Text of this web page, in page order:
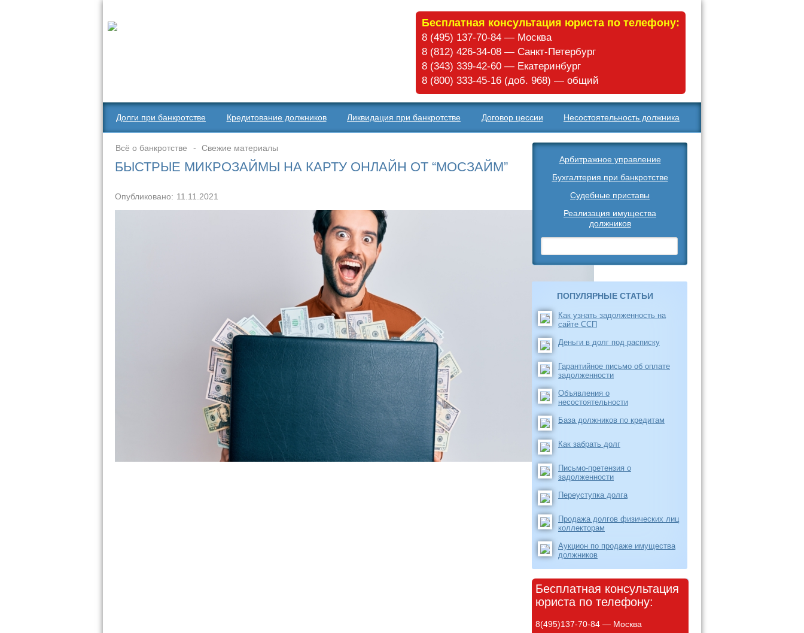
Долги при банкротстве Кредитование должников Ликвидация при банкротстве Договор цессии Несостоятельность должника
Арбитражное управление
Бухгалтерия при банкротстве
Судебные приставы
Реализация имущества
должников
Бесплатная консультация юриста по телефону:
8 (495) 137-70-84 — Москва
8 (812) 426-34-08 — Санкт-Петербург
8 (343) 339-42-60 — Екатеринбург
8 (800) 333-45-16 (доб. 968) — общий
Всё о банкротстве Свежие материалы
БЫСТРЫЕ МИКРОЗАЙМЫ НА КАРТУ ОНЛАЙН ОТ “МОСЗАЙМ”
Опубликовано: 11.11.2021
ПОПУЛЯРНЫЕ СТАТЬИ
Как узнать задолженность на
сайте ССП
Деньги в долг под расписку
Гарантийное письмо об оплате
задолженности
Объявления о
несостоятельности
База должников по кредитам
Как забрать долг
Письмо-претензия о
задолженности
Переуступка долга
Продажа долгов физических лиц
коллекторам
Аукцион по продаже имущества
должников
Бесплатная консультация
юриста по телефону:
8(495)137-70-84 — Москва